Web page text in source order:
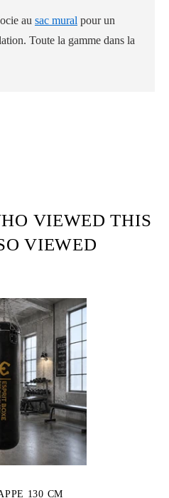
au sac mural pour un
Toute la gamme dans la
VIEWED THIS
VIEWED
130 CM